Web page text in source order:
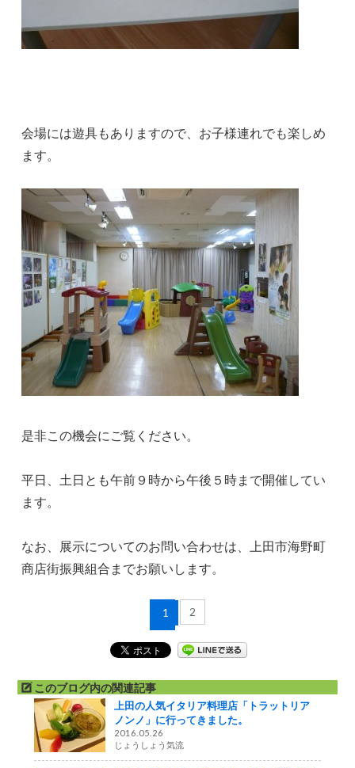
会場には遊具もありますので、お子様連れでも楽しめ
ます。
是非この機会にご覧ください。
平日、土日とも午前９時から午後５時まで開催してい
ます。
なお、展示についてのお問い合わせは、上田市海野町
商店街振興組合までお願いします。
1 2
このブログ内の関連記事
上田の人気イタリア料理店「トラットリア
ノンノ」に行ってきました。
2016.05.26
じょうしょう気流